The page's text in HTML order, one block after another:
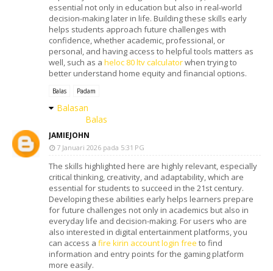
essential not only in education but also in real-world
decision-making later in life. Building these skills early
helps students approach future challenges with
confidence, whether academic, professional, or
personal, and having access to helpful tools matters as
well, such as a heloc 80 ltv calculatorwhen trying to
better understand home equity and financial options.
Balas Padam
Balasan
Balas
JAMIEJOHN
7 Januari 2026 pada 5:31 PG
The skills highlighted here are highly relevant, especially
critical thinking, creativity, and adaptability, which are
essential for students to succeed in the 21st century.
Developing these abilities early helps learners prepare
for future challenges not only in academics but also in
everyday life and decision-making. For users who are
also interested in digital entertainment platforms, you
can access a fire kirin account login free to find
information and entry points for the gaming platform
more easily.